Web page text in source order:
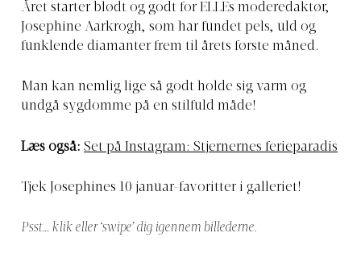
Året starter blødt og godt for ELLEs moderedaktør,
Josephine Aarkrogh, som har fundet pels, uld og
funklende diamanter frem til årets første måned.
Man kan nemlig lige så godt holde sig varm og
undgå sygdomme på en stilfuld måde!
Læs også: Set på Instagram: Stjernernes ferieparadis
Tjek Josephines 10 januar-favoritter i galleriet!
Psst… klik eller ‘swipe’ dig igennem billederne.